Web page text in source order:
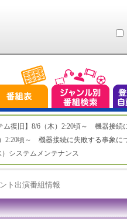
ム復旧】8/6（木）2:20頃～ 機器接続
2:20頃～ 機器接続に失敗する事象に
）システムメンテナンス
ト出演番組情報